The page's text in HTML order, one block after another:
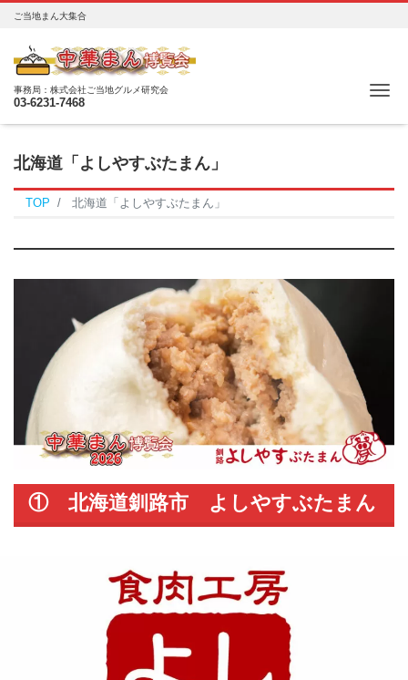
ご当地まん大集合
事務局：株式会社ご当地グルメ研究会
03-6231-7468
北海道「よしやすぶたまん」
TOP 北海道「よしやすぶたまん」
① 北海道釧路市 よしやすぶたまん